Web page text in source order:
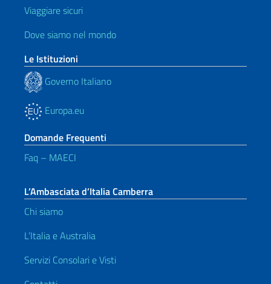
Viaggiare sicuri
Dove siamo nel mondo
Le Istituzioni
Governo Italiano
Europa.eu
Domande Frequenti
Faq – MAECI
L’Ambasciata d’Italia Camberra
Chi siamo
L’Italia e Australia
Servizi Consolari e Visti